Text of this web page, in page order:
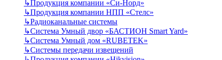
↳Продукция компании «Си-Норд»
↳Продукция компании НПП «Стелс»
↳Радиоканальные системы
↳Система Умный двор «БАСТИОН Smart Yard»
↳Система Умный дом «RUBETEK»
↳Системы передачи извещений